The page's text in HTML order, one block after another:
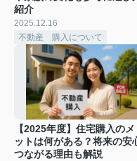
紹介
2025.12.16
不動産 購入について
【2025年度】住宅購入のメ
ットは何がある？将来の安
つながる理由も解説